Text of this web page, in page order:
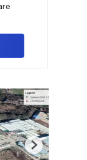
Next